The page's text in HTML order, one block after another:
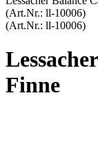
(Art.Nr.: ll-10006)
(Art.Nr.: ll-10006)
Finne